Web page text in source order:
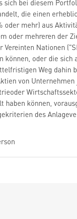
sich bei diesem
die einen
oder mehr) aus
oder mehreren der
Nationen
können, oder die sich
Weg dahin
von Unternehmen
haben können,
des